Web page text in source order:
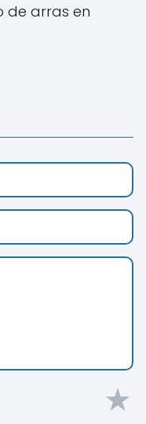
de arras en
★